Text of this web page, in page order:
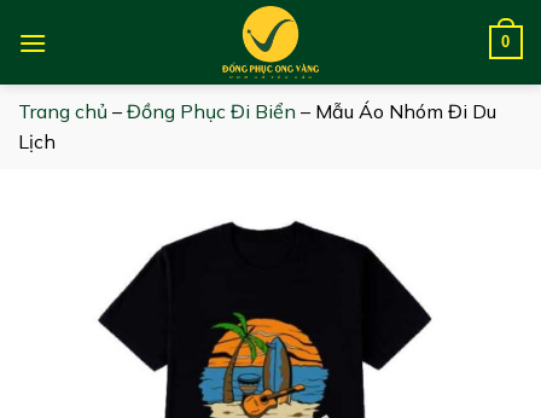
0
Trang chủ – Đồng Phục Đi Biển – Mẫu Áo Nhóm Đi Du
Lịch